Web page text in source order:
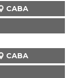
CABA
CABA